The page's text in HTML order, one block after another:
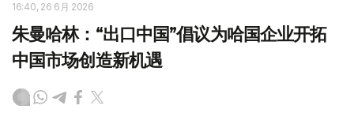
16:40, 26 6月 2026
朱曼哈林：“出口中国”倡议为哈国企业开拓
中国市场创造新机遇